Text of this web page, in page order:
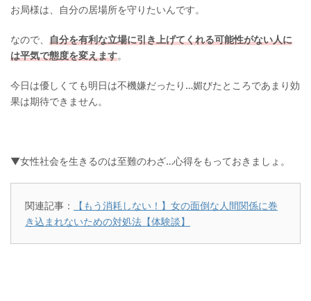
お局様は、自分の居場所を守りたいんです。
なので、 自分を有利な立場に引き上げてくれる可能性がない人に
は平気で態度を変えます。
今日は優しくても明日は不機嫌だったり…媚びたところであまり効
果は期待できません。
▼女性社会を生きるのは至難のわざ…心得をもっておきましょ。
関連記事：
【もう消耗しない！】女の面倒な人間関係に巻
き込まれないための対処法【体験談】